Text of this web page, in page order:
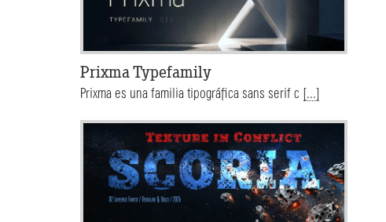
Prixma Typefamily
Prixma es una familia tipográfica sans serif c [...]